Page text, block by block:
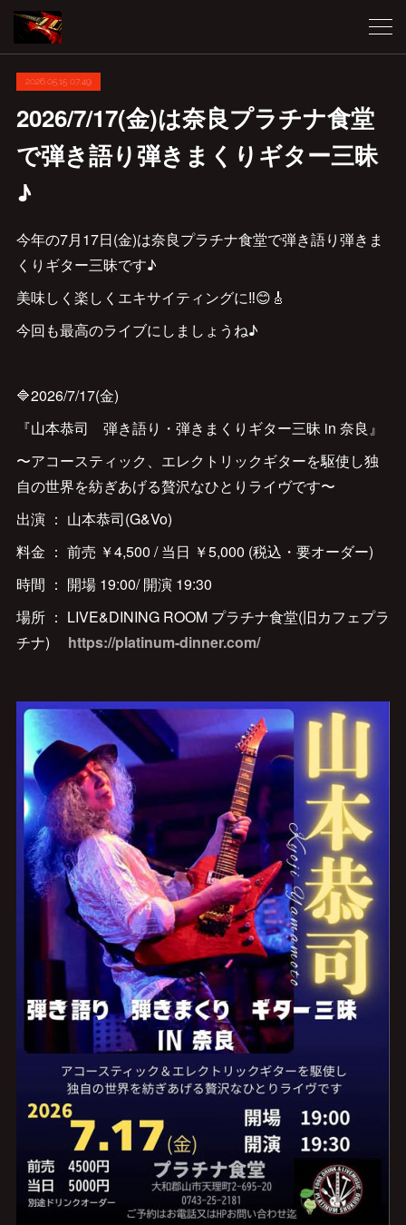
2026.05.15 07:49
2026/7/17(金)は奈良プラチナ食堂
で弾き語り弾きまくりギター三昧
♪
今年の7月17日(金)は奈良プラチナ食堂で弾き語り弾きま
くりギター三昧です♪
美味しく楽しくエキサイティングに‼️😊🎸
今回も最高のライブにしましょうね♪
🔷2026/7/17(金)
『山本恭司 弾き語り・弾きまくりギター三昧 in 奈良』
〜アコースティック、エレクトリックギターを駆使し独
自の世界を紡ぎあげる贅沢なひとりライヴです〜
出演 ： 山本恭司(G&Vo)
料金 ： 前売 ￥4,500 / 当日 ￥5,000 (税込・要オーダー)
時間 ： 開場 19:00/ 開演 19:30
場所 ： LIVE&DINING ROOM プラチナ食堂(旧カフェプラ
チナ) https://platinum-dinner.com/